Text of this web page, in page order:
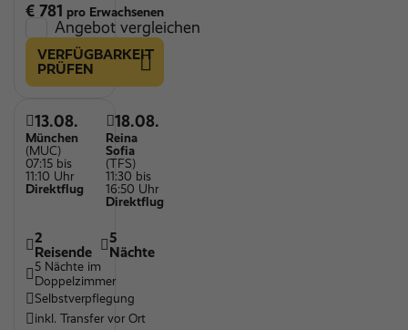
€ 781 pro Erwachsenen
Angebot vergleichen
VERFÜGBARKEIT
PRÜFEN
13.08.
München
(MUC)
07:15 bis
11:10 Uhr
Direktflug
18.08.
Reina
Sofia
(TFS)
11:30 bis
16:50 Uhr
Direktflug
2
Reisende
5
Nächte
5 Nächte im
Doppelzimmer
Selbstverpflegung
inkl. Transfer vor Ort